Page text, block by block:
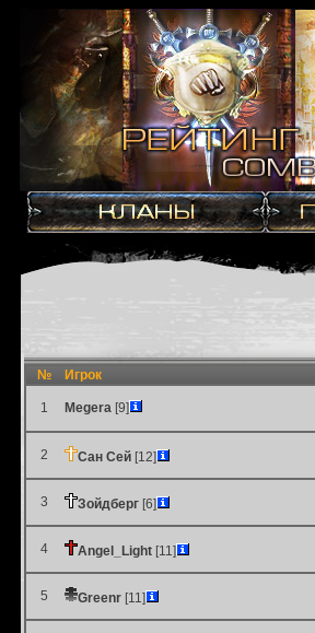
№ Игрок
1 Megera [9]
2 Сан Сей [12]
3 Зойдберг [6]
4 Angel_Light [11]
5 Greenr [11]